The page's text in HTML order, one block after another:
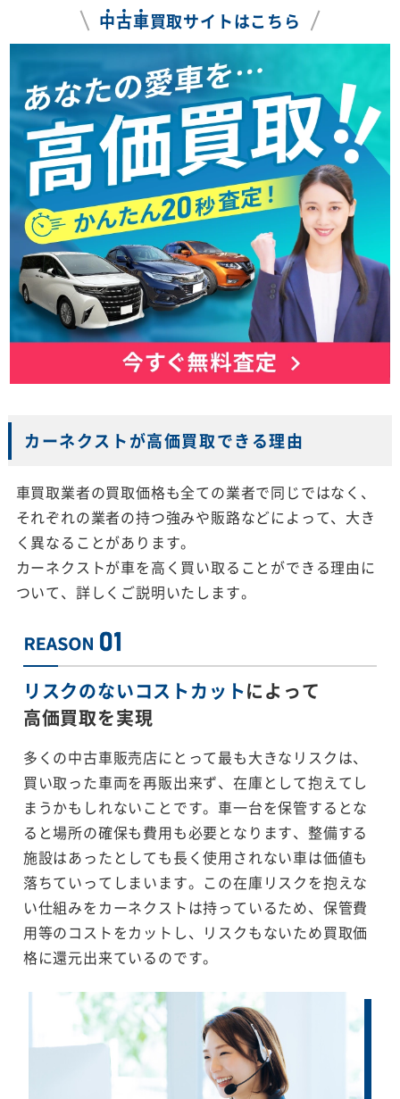
中古車買取サイトはこちら
カーネクストが高価買取できる理由
車買取業者の買取価格も全ての業者で同じではなく、
それぞれの業者の持つ強みや販路などによって、大き
く異なることがあります。
カーネクストが車を高く買い取ることができる理由に
ついて、詳しくご説明いたします。
リスクのないコストカットによって
高価買取を実現
多くの中古車販売店にとって最も大きなリスクは、
買い取った車両を再販出来ず、在庫として抱えてし
まうかもしれないことです。車一台を保管するとな
ると場所の確保も費用も必要となります、整備する
施設はあったとしても長く使用されない車は価値も
落ちていってしまいます。この在庫リスクを抱えな
い仕組みをカーネクストは持っているため、保管費
用等のコストをカットし、リスクもないため買取価
格に還元出来ているのです。